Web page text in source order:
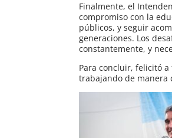
Finalmente, el
compromiso con la
públicos, y seguir
generaciones. Los
constantemente, y
Para concluir, felicitó
trabajando de manera